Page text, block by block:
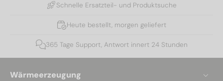
Schnelle Ersatzteil- und Produktsuche
Heute bestellt, morgen geliefert
365 Tage Support, Antwort innert 24 Stunden
Wärmeerzeugung